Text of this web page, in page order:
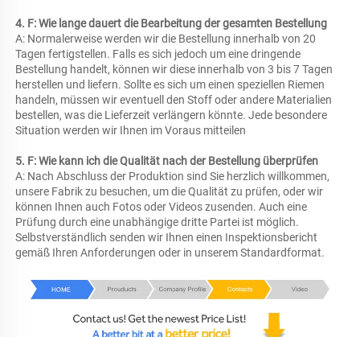
4. F: Wie lange dauert die Bearbeitung der gesamten Bestellung
A: Normalerweise werden wir die Bestellung innerhalb von 20
Tagen fertigstellen. Falls es sich jedoch um eine dringende
Bestellung handelt, können wir diese innerhalb von 3 bis 7 Tagen
herstellen und liefern. Sollte es sich um einen speziellen Riemen
handeln, müssen wir eventuell den Stoff oder andere Materialien
bestellen, was die Lieferzeit verlängern könnte. Jede besondere
Situation werden wir Ihnen im Voraus mitteilen
5. F: Wie kann ich die Qualität nach der Bestellung überprüfen
A: Nach Abschluss der Produktion sind Sie herzlich willkommen,
unsere Fabrik zu besuchen, um die Qualität zu prüfen, oder wir
können Ihnen auch Fotos oder Videos zusenden. Auch eine
Prüfung durch eine unabhängige dritte Partei ist möglich.
Selbstverständlich senden wir Ihnen einen Inspektionsbericht
gemäß Ihren Anforderungen oder in unserem Standardformat.